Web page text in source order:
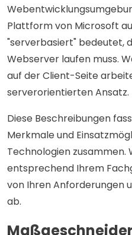
Plattform von Microsoft
"serverbasiert" bedeutet,
Webserver laufen muss.
auf der Client-Seite
serverorientierten Ansatz.
Diese Beschreibungen
Merkmale und
Technologien zusammen.
entsprechend Ihrem
von Ihren Anforderungen
ab.